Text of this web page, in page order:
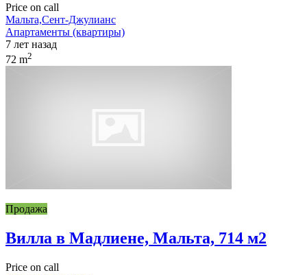
Price on call
Мальта,Сент-Джулианс
Апартаменты (квартиры)
7 лет назад
72 m2
Продажа
Вилла в Мадлиене, Мальта, 714 м2
Price on call